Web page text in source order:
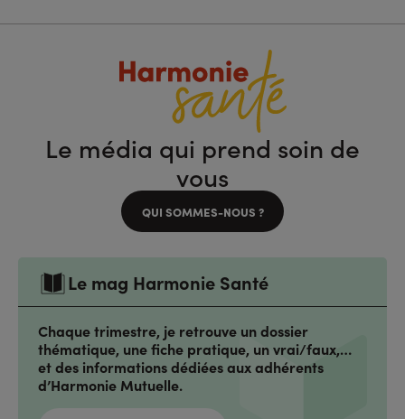
Le média qui prend soin de
vous
QUI SOMMES-NOUS ?
Le mag Harmonie Santé
Chaque trimestre, je retrouve un dossier
thématique, une fiche pratique, un vrai/faux,…
et des informations dédiées aux adhérents
d’Harmonie Mutuelle.